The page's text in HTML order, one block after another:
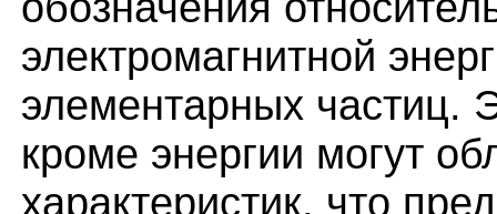
электромагнитной
элементарных частиц.
кроме энергии могут
характеристик, что